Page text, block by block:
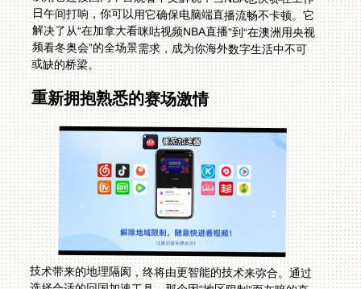
或缺的桥梁。
重新拥抱熟悉的赛场激情
技术带来的地理隔阂，终将由更智能的技术来弥合。通过
选择合适的回国加速工具，那个因“地区限制”而灰暗的直
播图标将被重新点亮。无论是解决“在海外怎么看欧洲
杯”的即时烦恼，还是为未来2026年美加墨世界杯的畅快
观赛做好准备，你所需要的，就是这样一个稳定、安全且
全能的解决方案。从此，无论身在何方，熟悉的解说声、
沸腾的赛场氛围和那份与同胞同频共振的激情，都将触手
可及。别再让IP限制成为你与精彩赛事之间的拦路虎，是